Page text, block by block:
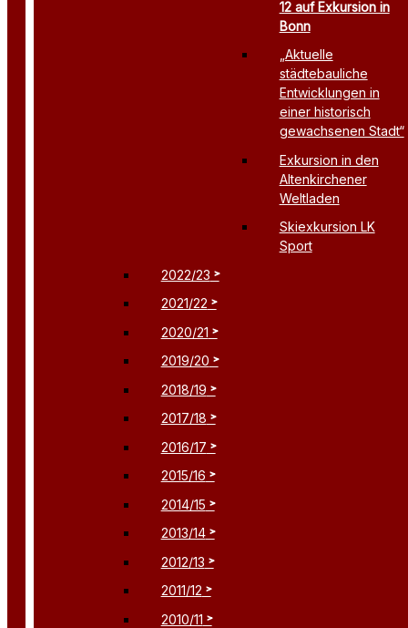
12 auf Exkursion in
Bonn
„Aktuelle
städtebauliche
Entwicklungen in
einer historisch
gewachsenen Stadt“
Exkursion in den
Altenkirchener
Weltladen
Skiexkursion LK
Sport
2022/23
2021/22
2020/21
2019/20
2018/19
2017/18
2016/17
2015/16
2014/15
2013/14
2012/13
2011/12
2010/11